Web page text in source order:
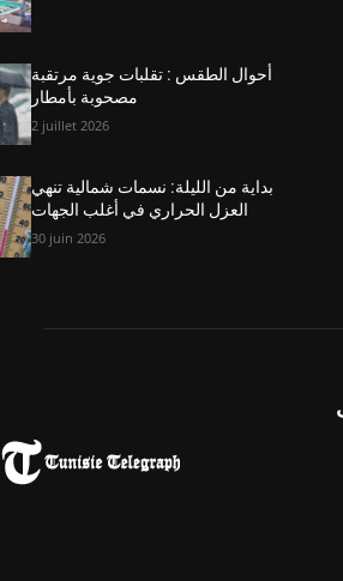
أحوال الطقس : تقلبات جوية مرتقبة
مصحوبة بأمطار
2 juillet 2026
بداية من الليلة: نسمات شمالية تنهي
العزل الحراري في أغلب الجهات
30 juin 2026